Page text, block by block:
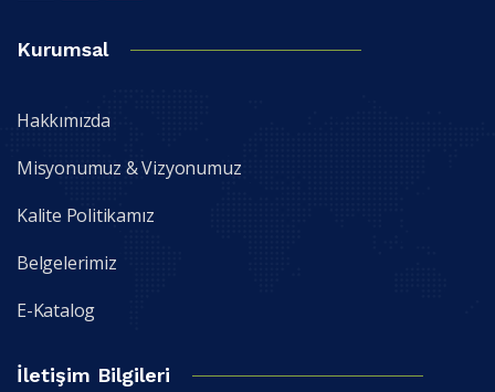
Kurumsal
Hakkımızda
Misyonumuz & Vizyonumuz
Kalite Politikamız
Belgelerimiz
E-Katalog
İletişim Bilgileri